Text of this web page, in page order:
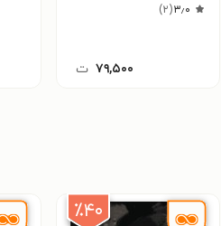
۳٫۰(۲)
۷۹,۵۰۰ ت
٪۴۰